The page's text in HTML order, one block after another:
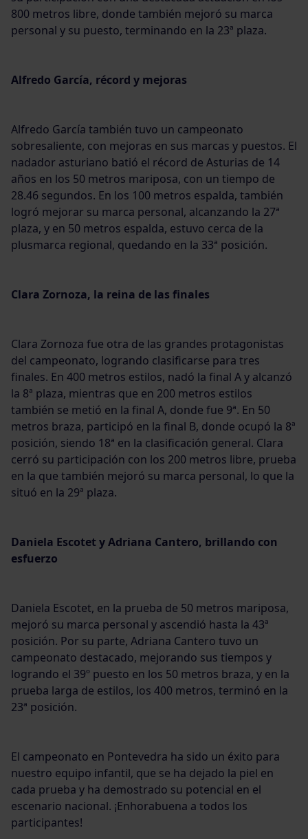
800 metros libre, donde también mejoró su marca
personal y su puesto, terminando en la 23ª plaza.
Alfredo García, récord y mejoras
Alfredo García también tuvo un campeonato
sobresaliente, con mejoras en sus marcas y puestos. El
nadador asturiano batió el récord de Asturias de 14
años en los 50 metros mariposa, con un tiempo de
28.46 segundos. En los 100 metros espalda, también
logró mejorar su marca personal, alcanzando la 27ª
plaza, y en 50 metros espalda, estuvo cerca de la
plusmarca regional, quedando en la 33ª posición.
Clara Zornoza, la reina de las finales
Clara Zornoza fue otra de las grandes protagonistas
del campeonato, logrando clasificarse para tres
finales. En 400 metros estilos, nadó la final A y alcanzó
la 8ª plaza, mientras que en 200 metros estilos
también se metió en la final A, donde fue 9ª. En 50
metros braza, participó en la final B, donde ocupó la 8ª
posición, siendo 18ª en la clasificación general. Clara
cerró su participación con los 200 metros libre, prueba
en la que también mejoró su marca personal, lo que la
situó en la 29ª plaza.
Daniela Escotet y Adriana Cantero, brillando con
esfuerzo
Daniela Escotet, en la prueba de 50 metros mariposa,
mejoró su marca personal y ascendió hasta la 43ª
posición. Por su parte, Adriana Cantero tuvo un
campeonato destacado, mejorando sus tiempos y
logrando el 39º puesto en los 50 metros braza, y en la
prueba larga de estilos, los 400 metros, terminó en la
23ª posición.
El campeonato en Pontevedra ha sido un éxito para
nuestro equipo infantil, que se ha dejado la piel en
cada prueba y ha demostrado su potencial en el
escenario nacional. ¡Enhorabuena a todos los
participantes!